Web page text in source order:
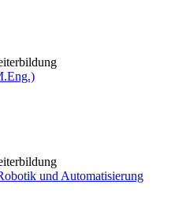
und Automatisierung